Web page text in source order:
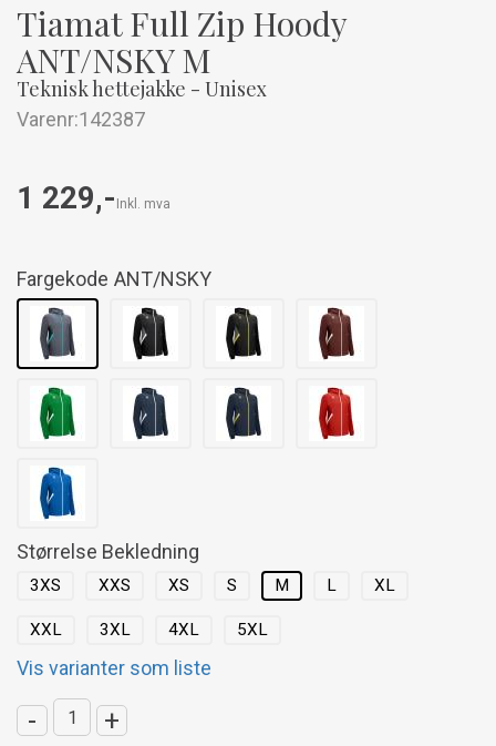
Tiamat Full Zip Hoody
ANT/NSKY M
Teknisk hettejakke - Unisex
Varenr:142387
1 229,- Inkl. mva
Fargekode ANT/NSKY
Størrelse Bekledning
3XS XXS XS S M L XL
XXL 3XL 4XL 5XL
Vis varianter som liste
- +